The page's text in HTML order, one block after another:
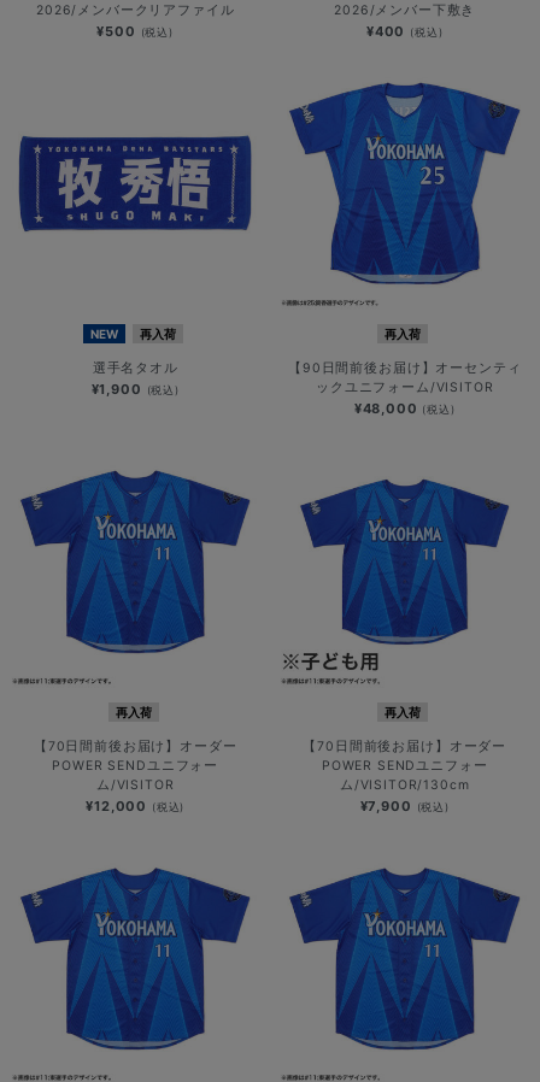
2026/メンバークリアファイル
¥500 (税込)
2026/メンバー下敷き
¥400 (税込)
NEW 再入荷
選手名タオル
¥1,900 (税込)
再入荷
【90日間前後お届け】オーセンティ
ックユニフォーム/VISITOR
¥48,000 (税込)
再入荷
【70日間前後お届け】オーダー
POWER SENDユニフォー
ム/VISITOR
¥12,000 (税込)
再入荷
【70日間前後お届け】オーダー
POWER SENDユニフォー
ム/VISITOR/130cm
¥7,900 (税込)